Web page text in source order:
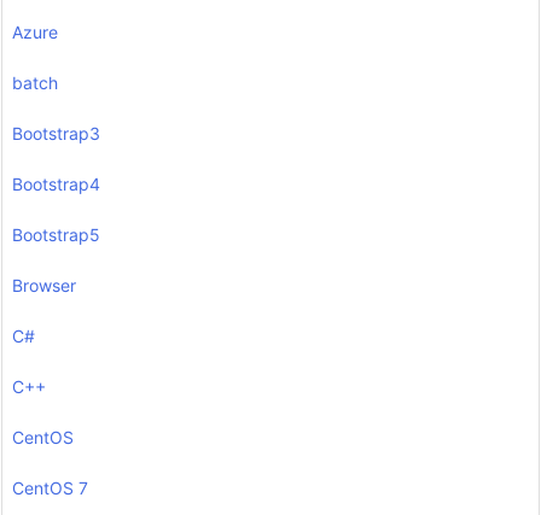
Azure
batch
Bootstrap3
Bootstrap4
Bootstrap5
Browser
C#
C++
CentOS
CentOS 7